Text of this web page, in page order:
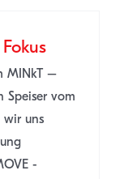
MINkT –
Speiser vom
wir uns
-